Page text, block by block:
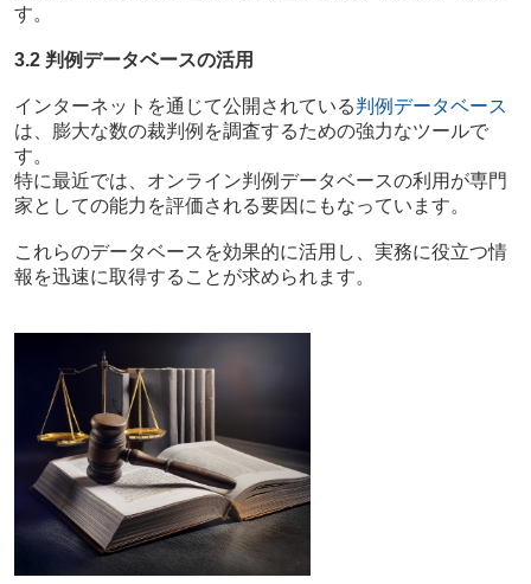
す。
3.2 判例データベースの活用
インターネットを通じて公開されている判例データベース
は、膨大な数の裁判例を調査するための強力なツールで
す。
特に最近では、オンライン判例データベースの利用が専門
家としての能力を評価される要因にもなっています。
これらのデータベースを効果的に活用し、実務に役立つ情
報を迅速に取得することが求められます。